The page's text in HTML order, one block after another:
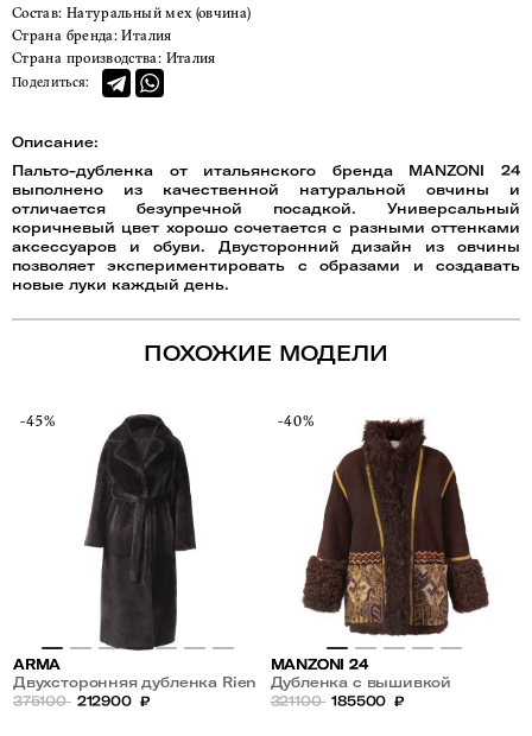
Состав: Натуральный мех (овчина)
Страна бренда: Италия
Страна производства: Италия
Поделиться:
Описание:
Пальто-дубленка от итальянского бренда MANZONI 24
выполнено из качественной натуральной овчины и
отличается безупречной посадкой. Универсальный
коричневый цвет хорошо сочетается с разными оттенками
аксессуаров и обуви. Двусторонний дизайн из овчины
позволяет экспериментировать с образами и создавать
новые луки каждый день.
ПОХОЖИЕ МОДЕЛИ
-45%
ARMA
Двухсторонняя дубленка Rien
375100 212900 ₽
-40%
MANZONI 24
Дубленка с вышивкой
321100 185500 ₽